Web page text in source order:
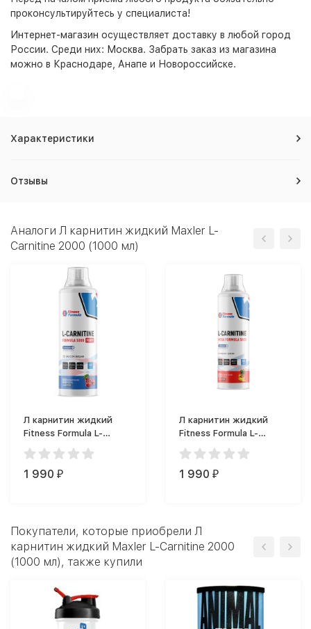
проконсультируйтесь у специалиста!
Интернет-магазин осуществляет доставку в любой город
России. Среди них: Москва. Забрать заказ из магазина
можно в Краснодаре, Анапе и Новороссийске.
Характеристики
Отзывы
Аналоги Л карнитин жидкий Maxler L-
Carnitine 2000 (1000 мл)
Л карнитин жидкий
Fitness Formula L-
Carnitine Formula 3000
FURY (500 мл)
1 990 ₽
Л карнитин жидкий
Fitness Formula L-
Carnitine Mega Formula
5000 левокарнитин
(500 мл)
1 990 ₽
Покупатели, которые приобрели Л
карнитин жидкий Maxler L-Carnitine 2000
(1000 мл), также купили